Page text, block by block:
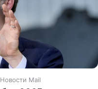
Новости Mail